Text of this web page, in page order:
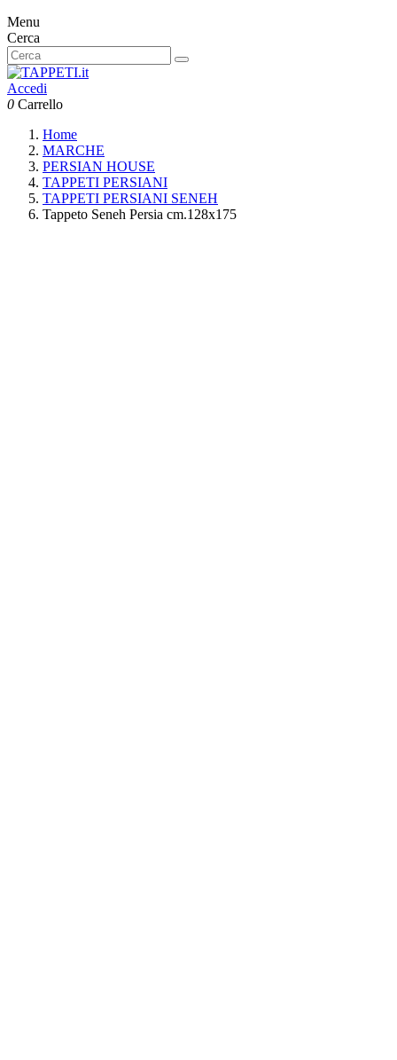
Menu
Cerca
Accedi
0 Carrello
Home
MARCHE
PERSIAN HOUSE
TAPPETI PERSIANI
TAPPETI PERSIANI SENEH
Tappeto Seneh Persia cm.128x175